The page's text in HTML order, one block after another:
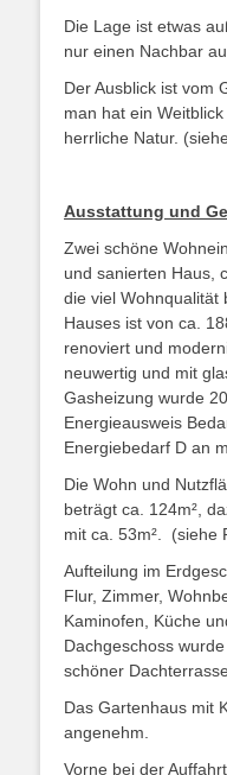
Die Lage ist etwas
nur einen Nachbar
Der Ausblick ist vom
man hat ein
herrliche Natur.
Ausstattung und
Zwei schöne
und sanierten Haus,
die viel Wohnqualität
Hauses ist von ca.
renoviert und
neuwertig und mit
Gasheizung wurde
Energieausweis
Energiebedarf D an
Die Wohn und
beträgt ca. 124m²,
mit ca. 53m². (siehe
Aufteilung im
Flur, Zimmer,
Kaminofen, Küche
Dachgeschoss
schöner
Das Gartenhaus mit
angenehm.
Vorne bei der